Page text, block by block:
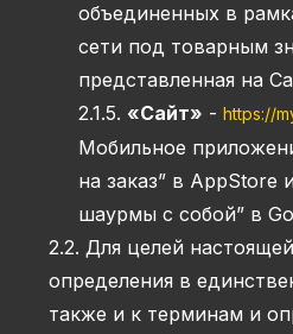
объединенных в
сети под товарным
представленная на
2.1.5. «Сайт» - https://
Мобильное
на заказ” в
шаурмы с собой” в
2.2. Для целей
определения в
также и к терминам и